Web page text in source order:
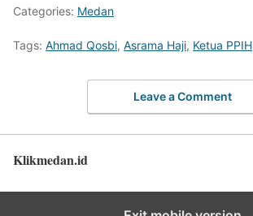
Categories: Medan
Tags: Ahmad Qosbi, Asrama Haji, Ketua PPIH
Leave a Comment
Klikmedan.id